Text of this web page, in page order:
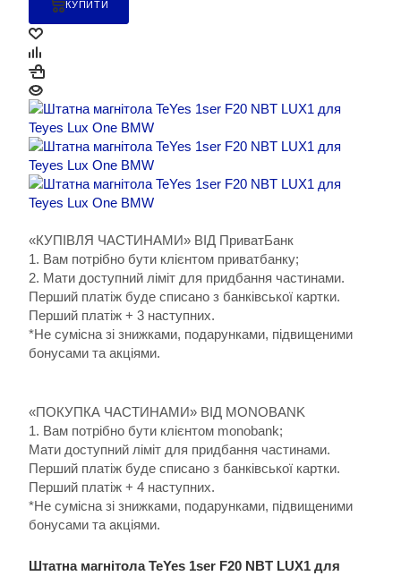
КУПИТИ
«КУПІВЛЯ ЧАСТИНАМИ» ВІД ПриватБанк
1. Вам потрібно бути клієнтом приватбанку;
2. Мати доступний ліміт для придбання частинами.
Перший платіж буде списано з банківської картки.
Перший платіж + 3 наступних.
*Не сумісна зі знижками, подарунками, підвищеними
бонусами та акціями.
«ПОКУПКА ЧАСТИНАМИ» ВІД MONOBANK
1. Вам потрібно бути клієнтом monobank;
Мати доступний ліміт для придбання частинами.
Перший платіж буде списано з банківської картки.
Перший платіж + 4 наступних.
*Не сумісна зі знижками, подарунками, підвищеними
бонусами та акціями.
Штатна магнітола TeYes 1ser F20 NBT LUX1 для